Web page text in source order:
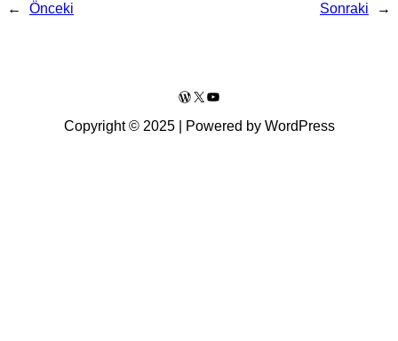
← Önceki Sonraki →
WordPress
X YouTube
Copyright © 2025 | Powered by WordPress